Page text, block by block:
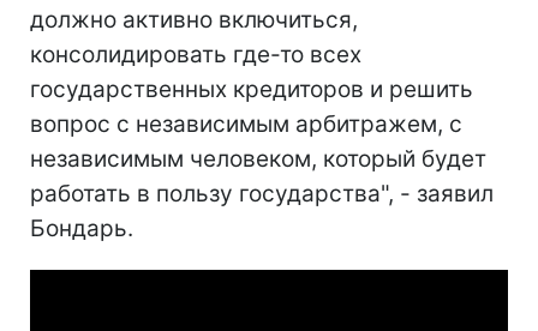
должно активно включиться,
консолидировать где-то всех
государственных кредиторов и решить
вопрос с независимым арбитражем, с
независимым человеком, который будет
работать в пользу государства", - заявил
Бондарь.